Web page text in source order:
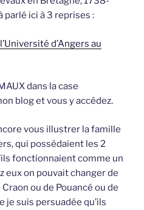
parlé ici à 3 reprises :
d’Angers au
dans la case
blog et vous y accédez.
vous illustrer la famille
qui possédaient les 2
fonctionnaient comme un
eux on pouvait changer de
ou de Pouancé ou de
je suis persuadée qu’ils